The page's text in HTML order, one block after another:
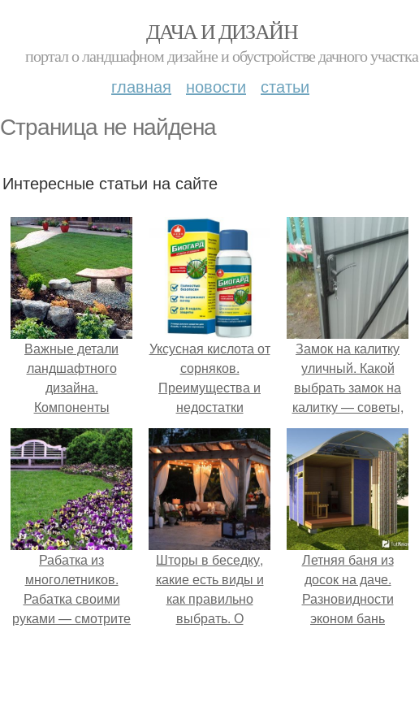
ДАЧА И ДИЗАЙН
портал о ландшафном дизайне и обустройстве дачного участка
главная новости статьи
Страница не найдена
Интересные статьи на сайте
Важные детали
ландшафтного
дизайна.
Компоненты
современного сада
Уксусная кислота от
сорняков.
Преимущества и
недостатки
использования
уксуса от сорняков
Замок на калитку
уличный. Какой
выбрать замок на
калитку — советы,
как правильно
врезать или
установить замок
своими руками (105
фото)
Рабатка из
многолетников.
Рабатка своими
руками — смотрите
Шторы в беседку,
какие есть виды и
как правильно
выбрать. О
Летняя баня из
досок на даче.
Разновидности
эконом бань